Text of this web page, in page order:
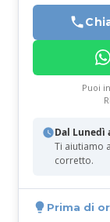
Puoi
Dal Lunedì
Ti aiutiamo
corretto.
Prima di